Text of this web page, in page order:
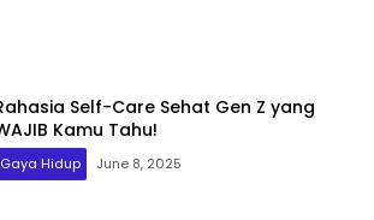
Self-Care Sehat Gen Z yang
Kamu Tahu!
Gaya Hidup June 8, 2025